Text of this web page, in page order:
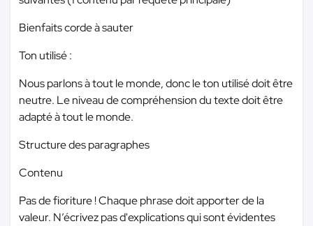
Bienfaits corde à sauter
Ton utilisé :
Nous parlons à tout le monde, donc le ton utilisé doit être
neutre. Le niveau de compréhension du texte doit être
adapté à tout le monde.
Structure des paragraphes
Contenu
Pas de fioriture ! Chaque phrase doit apporter de la
valeur. N’écrivez pas d'explications qui sont évidentes